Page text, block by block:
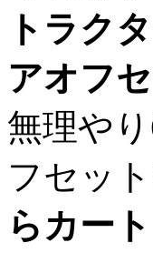
トラク
アオフ
無理や
フセッ
らカー